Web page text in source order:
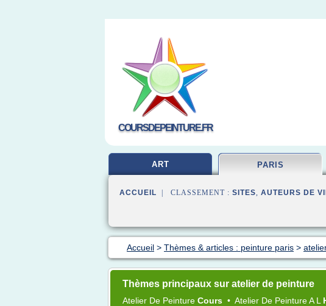
COURSDEPEINTURE.FR
ART PARIS
ACCUEIL | CLASSEMENT : SITES, AUTEURS DE
Accueil > Thèmes & articles : peinture paris >
Thèmes principaux sur atelier de peinture
Atelier De Peinture Cours • Atelier De PeintureA L